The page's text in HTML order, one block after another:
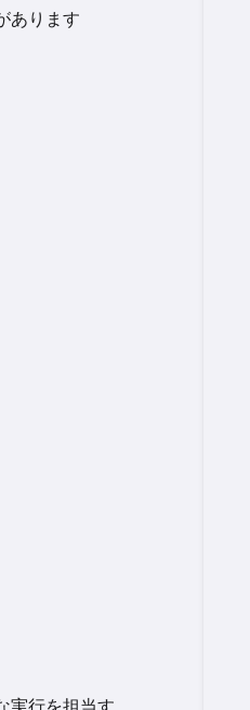
あります
実行を担当す